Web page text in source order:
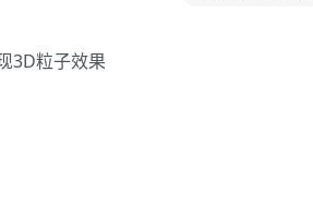
3D粒子效果